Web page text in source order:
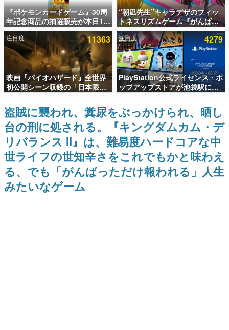
アプリセール情報
インタビュー
連載・特集一覧
殿堂入り記事
SNS拡散数が数千以上！ ページビュー数万以上！ などな
ど。多くの人々に読まれた、電ファミ渾身の“殿堂入り”記
事をまとめました。
ゲームの企画書
名作ゲームクリエイターの方々に製作時のエピソードをお
聞きし、ヒットする企画（ゲーム）とは何か？を探ってい
きます。
赫本
この物語を解いてはいけない。『赫本』は、〈試験問題〉
の形をした短編ホラー小説集です。
新世代に訊く
『ポケモンカードゲーム』30周
年記念商品の抽選販売が本日12
時より開始。拡張パック「30th
CELEBRATION」のボックス
に、「プレミアムデッキセット
エーフィ・ブラッキー」
「FUTURISTIC BOX」の計3商
品
“朝凪先生”キャラデザのフィッ
トネスリズムゲーム『がんば
れ！チアリズム』Steamストア
ページが公開。キャラクターの
CVは陽向葵ゅかさん
注目度 11363
映画『バイオハザード』全世界
初公開シーン収録の「日本限
定」予告映像が解禁。バイオの
日（8月10日）にあわせて、
「ラクーンシティ総合病院」へ
行く配達人の姿が披露
注目度 4279
PlayStation公式ライセンス・ポ
ップアップストアが池袋駅にて
期間限定で開催。夏のアパレル
や『ブラッドボーン』の新作ア
イテムが登場
盗賊に襲われ、糞尿をぶっかけられ、晒し
台の刑に処される。『キングダムカム・デ
リバランス II』は、難易度ハードコアな中
世ライフの世知辛さをこれでもかと味わえ
る、でも「がんばっただけ報われる」人生
みたいなゲーム